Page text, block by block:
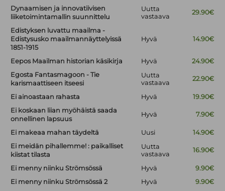
Dynaamisen ja innovatiivisen
liiketoimintamallin suunnittelu
Uutta
vastaava
29.90€
Edistyksen luvattu maailma -
Edistysusko maailmannäyttelyissä
1851-1915
Hyvä 14.90€
Eepos Maailman historian käsikirja Hyvä
24.90€
Egosta Fantasmagoon - Tie
karismaattiseen itseesi
Uutta
vastaava
22.90€
Ei ainoastaan rahasta Hyvä
19.90€
Ei koskaan liian myöhäistä saada
onnellinen lapsuus
Hyvä 7.90€
Ei makeaa mahan täydeltä Uusi
14.90€
Ei meidän pihallemme! : paikalliset
kiistat tilasta
Uutta
vastaava
16.90€
Ei menny niinku Strömsössä Hyvä
9.90€
Ei menny niinku Strömsössä 2
Hyvä
9.90€